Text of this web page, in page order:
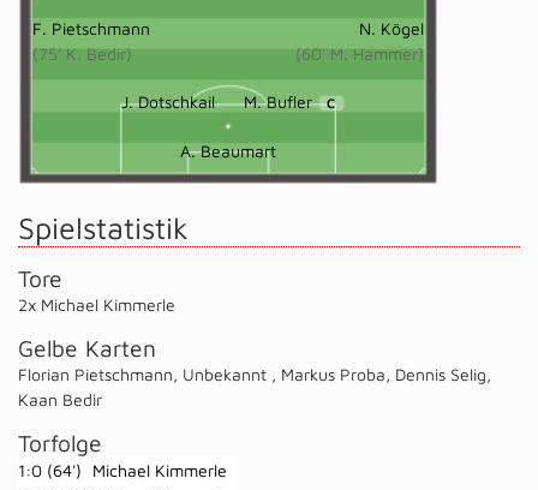
F. Pietschmann
(75' K. Bedir)
N. Kögel
(60' M. Hammer)
J. Dotschkail M. Bufler C
A. Beaumart
Spielstatistik
Tore
2x Michael Kimmerle
Gelbe Karten
Florian Pietschmann, Unbekannt , Markus Proba, Dennis Selig,
Kaan Bedir
Torfolge
1:0 (64')
Michael Kimmerle